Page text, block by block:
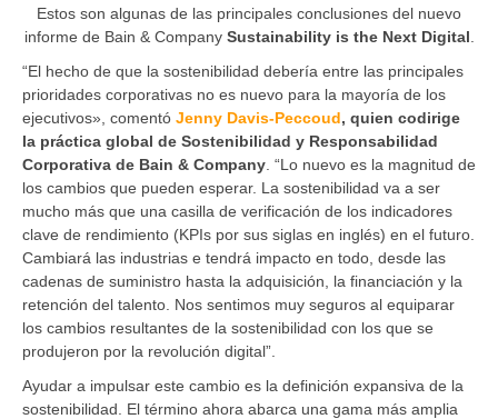
Estos son algunas de las principales conclusiones del nuevo
informe de Bain & CompanySustainability is the Next Digital
“El hecho de que la sostenibilidad debería entre las principales
prioridades corporativas no es nuevo para la mayoría de los
ejecutivos», comentó Jenny Davis-Peccoud, quien codirige
la práctica global de Sostenibilidad y Responsabilidad
Corporativa de Bain & Company . “Lo nuevo es la magnitud de
los cambios que pueden esperar. La sostenibilidad va a ser
mucho más que una casilla de verificación de los indicadores
clave de rendimiento (KPIs por sus siglas en inglés) en el futuro.
Cambiará las industrias e tendrá impacto en todo, desde las
cadenas de suministro hasta la adquisición, la financiación y la
retención del talento. Nos sentimos muy seguros al equiparar
los cambios resultantes de la sostenibilidad con los que se
produjeron por la revolución digital”.
Ayudar a impulsar este cambio es la definición expansiva de la
sostenibilidad. El término ahora abarca una gama más amplia